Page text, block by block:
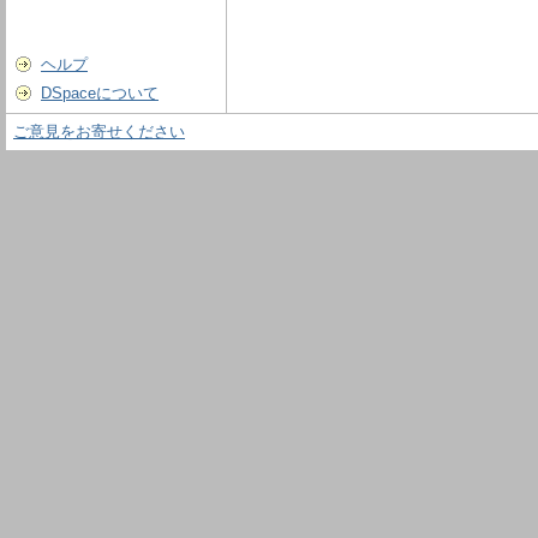
ヘルプ
DSpaceについて
ご意見をお寄せください